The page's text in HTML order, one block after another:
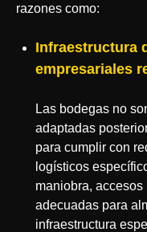
razones como:
Infraestructura
empresariales
Las bodegas no
adaptadas
para cumplir con
logísticos
maniobra,
adecuadas para
infraestructura